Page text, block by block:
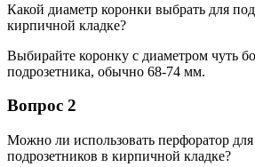
Какой диаметр коронки выбрать для
кирпичной кладке?
Выбирайте коронку с диаметром чуть
подрозетника, обычно 68-74 мм.
Вопрос 2
Можно ли использовать перфоратор для
подрозетников в кирпичной кладке?